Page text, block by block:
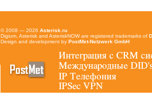
© 2008 — 2026 Asterisk.ru
Digium, Asterisk and AsteriskNOW are registered trademarks of
Design and development by PostMet-Netzwerk GmbH